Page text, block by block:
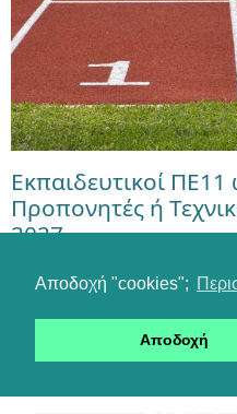
Αποδοχή "cookies";
Αποδοχή
Εκπαιδευτικοί
Προπονητές ή
2027